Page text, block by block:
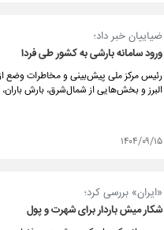
ضیاییان خبر داد؛
ورود سامانه بارشی به کشور طی فردا
رئیس مرکز ملی پیش‌بینی و مخاطرات وضع‌
البرز و بخش‌هایی از شمال‌شرق، بارش
۱۴۰۴/۰۹/۱۵
«ایران» بررسی کرد؛
شکار میش باردار برای شهرت و پول